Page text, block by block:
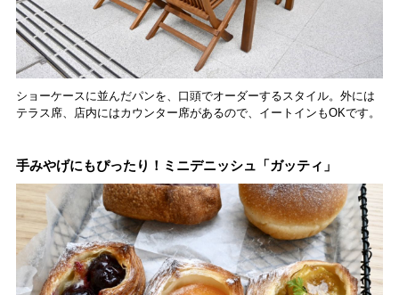
ショーケースに並んだパンを、口頭でオーダーするスタイル。外には
テラス席、店内にはカウンター席があるので、イートインもOKです。
手みやげにもぴったり！ミニデニッシュ「ガッティ」